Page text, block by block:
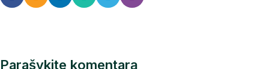
Parašykite komentarą